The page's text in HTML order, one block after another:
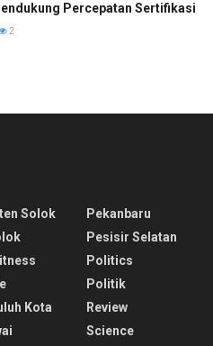
Percepatan Sertifikasi
2
Solok
Kota
Pekanbaru
Pesisir Selatan
Politics
Politik
Review
Science